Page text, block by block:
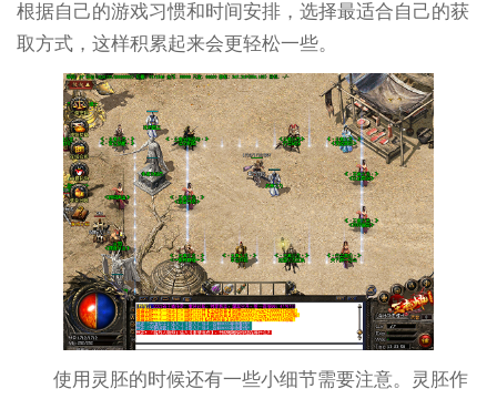
根据自己的游戏习惯和时间安排，选择最适合自己的获
取方式，这样积累起来会更轻松一些。
使用灵胚的时候还有一些小细节需要注意。灵胚作